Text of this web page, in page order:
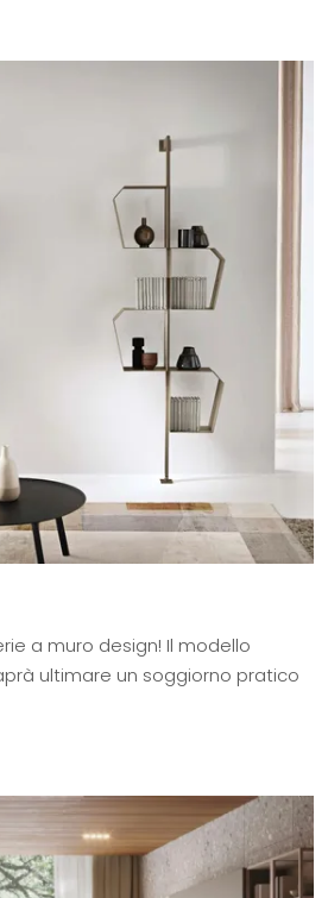
a muro design! Il modello
ultimare un soggiorno pratico